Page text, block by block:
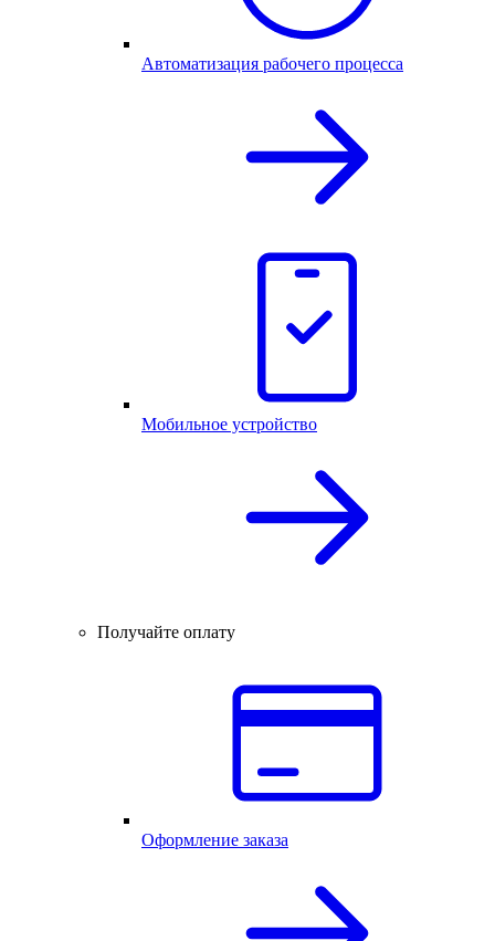
Автоматизация рабочего процесса
Мобильное устройство
Получайте оплату
Оформление заказа